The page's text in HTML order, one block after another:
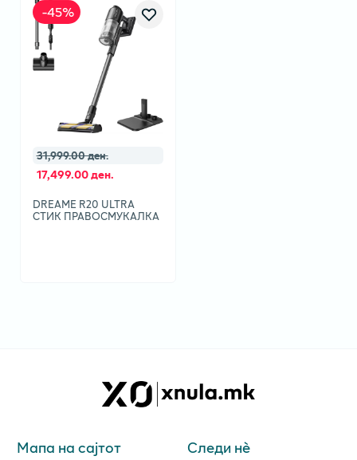
-45%
31,999.00 ден.
17,499.00 ден.
DREAME R20 ULTRA
СТИК ПРАВОСМУКАЛКА
Мапа на сајтот Следи нè